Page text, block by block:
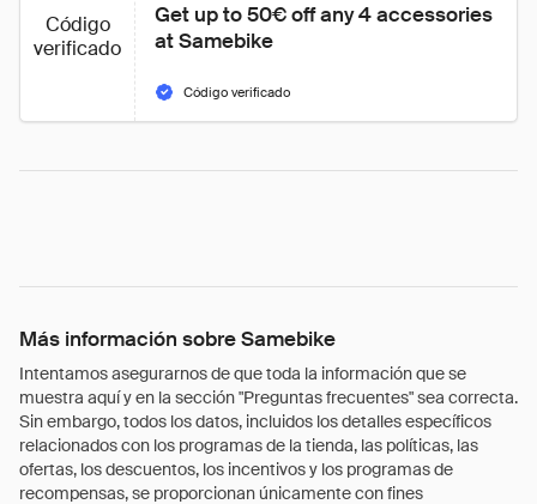
Código
verificado
Get up to 50€ off any 4 accessories
at Samebike
Código verificado
Más información sobre Samebike
Intentamos asegurarnos de que toda la información que se
muestra aquí y en la sección "Preguntas frecuentes" sea correcta.
Sin embargo, todos los datos, incluidos los detalles específicos
relacionados con los programas de la tienda, las políticas, las
ofertas, los descuentos, los incentivos y los programas de
recompensas, se proporcionan únicamente con fines